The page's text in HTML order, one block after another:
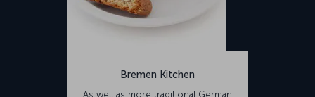
Bremen Kitchen
As well as more traditional German